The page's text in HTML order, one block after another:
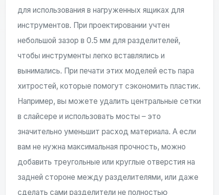
для использования в нагруженных ящиках для
инструментов. При проектировании учтен
небольшой зазор в 0.5 мм для разделителей,
чтобы инструменты легко вставлялись и
вынимались. При печати этих моделей есть пара
хитростей, которые помогут сэкономить пластик.
Например, вы можете удалить центральные сетки
в слайсере и использовать мосты – это
значительно уменьшит расход материала. А если
вам не нужна максимальная прочность, можно
добавить треугольные или круглые отверстия на
задней стороне между разделителями, или даже
сделать сами разделители не полностью